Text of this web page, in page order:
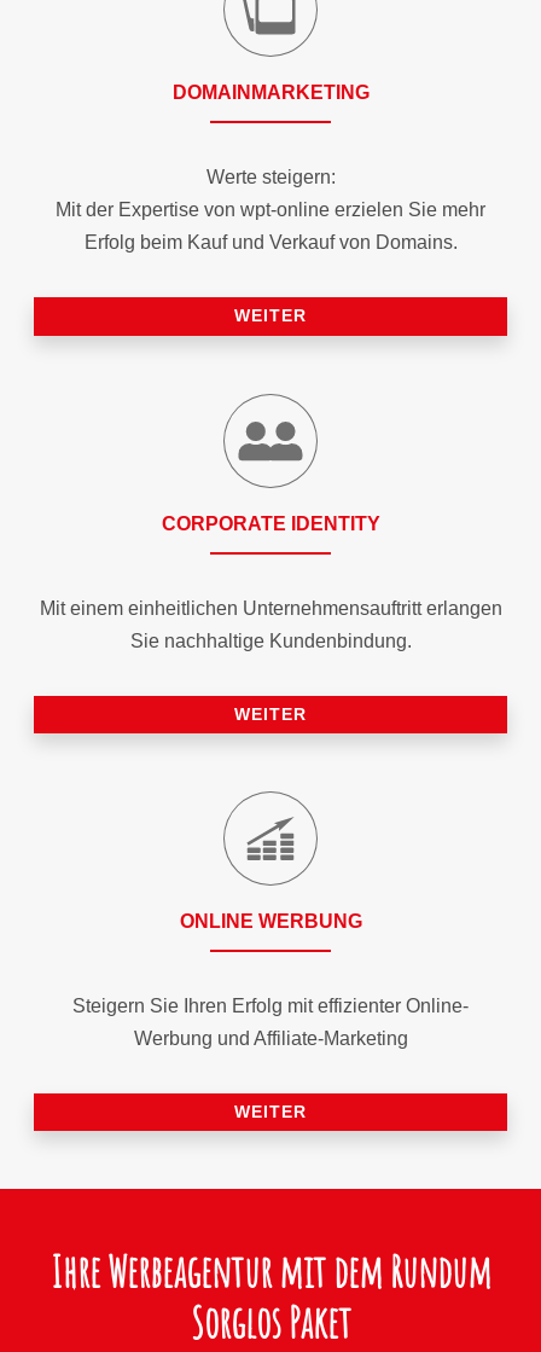
DOMAIN­MARKETING
Werte steigern:
Mit der Expertise von wpt-online erzielen Sie mehr
Erfolg beim Kauf und Verkauf von Domains.
WEITER
CORPORATE IDENTITY
Mit einem einheitlichen Unternehmensauftritt erlangen
Sie nachhaltige Kundenbindung.
WEITER
ONLINE WERBUNG
Steigern Sie Ihren Erfolg mit effizienter Online-
Werbung und Affiliate-Marketing
WEITER
Ihre Werbeagentur mit dem Rundum
Sorglos Paket